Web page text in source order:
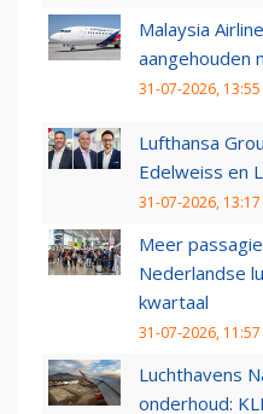
Malaysia
aangehouden
31-07-2026, 13:55
Lufthansa
Edelweiss en
31-07-2026, 13:17
Meer
Nederlandse
kwartaal
31-07-2026, 11:57
Luchthavens
onderhoud: